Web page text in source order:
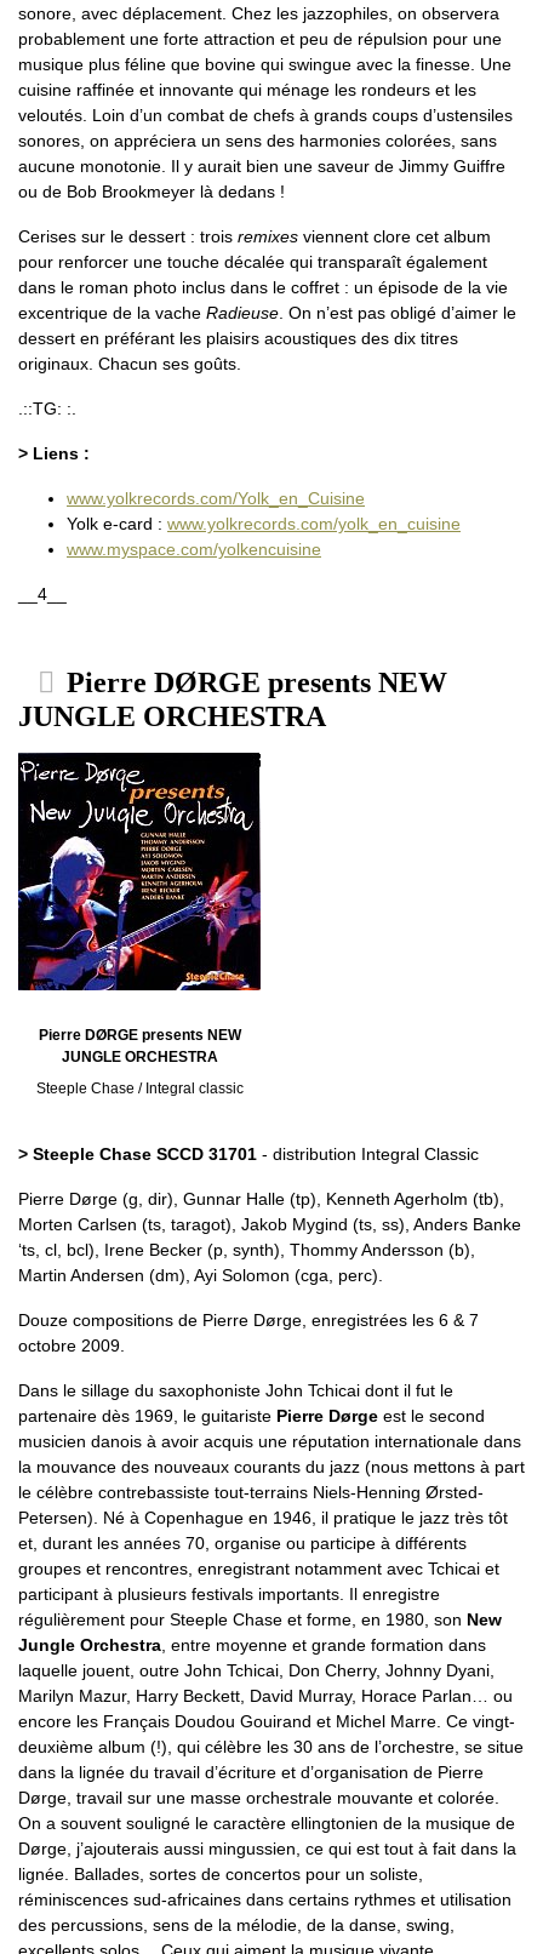
sonore, avec déplacement. Chez les jazzophiles, on observera
probablement une forte attraction et peu de répulsion pour une
musique plus féline que bovine qui swingue avec la finesse. Une
cuisine raffinée et innovante qui ménage les rondeurs et les
veloutés. Loin d’un combat de chefs à grands coups d’ustensiles
sonores, on appréciera un sens des harmonies colorées, sans
aucune monotonie. Il y aurait bien une saveur de Jimmy Guiffre
ou de Bob Brookmeyer là dedans !
Cerises sur le dessert : trois remixes viennent clore cet album
pour renforcer une touche décalée qui transparaît également
dans le roman photo inclus dans le coffret : un épisode de la vie
excentrique de la vache Radieuse. On n’est pas obligé d’aimer le
dessert en préférant les plaisirs acoustiques des dix titres
originaux. Chacun ses goûts.
.::TG: :.
> Liens :
www.yolkrecords.com/Yolk_en_Cuisine
Yolk e-card : www.yolkrecords.com/yolk_en_cuisine
www.myspace.com/yolkencuisine
__4__
Pierre DØRGE presents NEW
JUNGLE ORCHESTRA
Pierre DØRGE presents NEW
JUNGLE ORCHESTRA
Steeple Chase / Integral classic
> Steeple Chase SCCD 31701 - distribution Integral Classic
Pierre Dørge (g, dir), Gunnar Halle (tp), Kenneth Agerholm (tb),
Morten Carlsen (ts, taragot), Jakob Mygind (ts, ss), Anders Banke
‘ts, cl, bcl), Irene Becker (p, synth), Thommy Andersson (b),
Martin Andersen (dm), Ayi Solomon (cga, perc).
Douze compositions de Pierre Dørge, enregistrées les 6 & 7
octobre 2009.
Dans le sillage du saxophoniste John Tchicai dont il fut le
partenaire dès 1969, le guitariste Pierre Dørge est le second
musicien danois à avoir acquis une réputation internationale dans
la mouvance des nouveaux courants du jazz (nous mettons à part
le célèbre contrebassiste tout-terrains Niels-Henning Ørsted-
Petersen). Né à Copenhague en 1946, il pratique le jazz très tôt
et, durant les années 70, organise ou participe à différents
groupes et rencontres, enregistrant notamment avec Tchicai et
participant à plusieurs festivals importants. Il enregistre
régulièrement pour Steeple Chase et forme, en 1980, son New
Jungle Orchestra , entre moyenne et grande formation dans
laquelle jouent, outre John Tchicai, Don Cherry, Johnny Dyani,
Marilyn Mazur, Harry Beckett, David Murray, Horace Parlan… ou
encore les Français Doudou Gouirand et Michel Marre. Ce vingt-
deuxième album (!), qui célèbre les 30 ans de l’orchestre, se situe
dans la lignée du travail d’écriture et d’organisation de Pierre
Dørge, travail sur une masse orchestrale mouvante et colorée.
On a souvent souligné le caractère ellingtonien de la musique de
Dørge, j’ajouterais aussi mingussien, ce qui est tout à fait dans la
lignée. Ballades, sortes de concertos pour un soliste,
réminiscences sud-africaines dans certains rythmes et utilisation
des percussions, sens de la mélodie, de la danse, swing,
excellents solos… Ceux qui aiment la musique vivante,